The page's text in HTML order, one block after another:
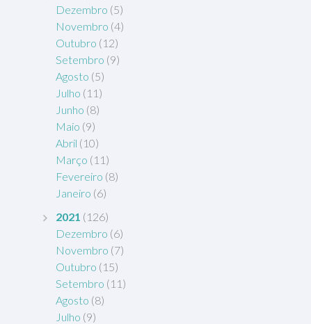
Dezembro (5)
Novembro (4)
Outubro (12)
Setembro (9)
Agosto (5)
Julho (11)
Junho (8)
Maio (9)
Abril (10)
Março (11)
Fevereiro (8)
Janeiro (6)
2021 (126)
Dezembro (6)
Novembro (7)
Outubro (15)
Setembro (11)
Agosto (8)
Julho (9)